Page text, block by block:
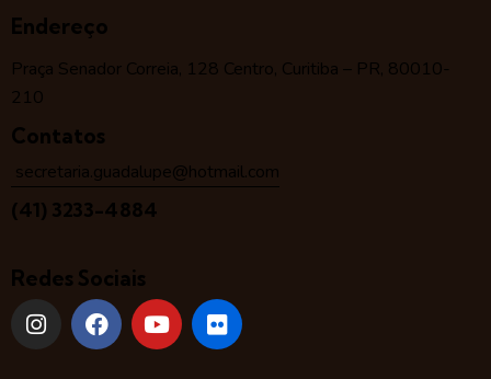
Endereço
Praça Senador Correia, 128 Centro, Curitiba – PR, 80010-
210
Contatos
secretaria.guadalupe@hotmail.com
(41) 3233-4884
Redes Sociais